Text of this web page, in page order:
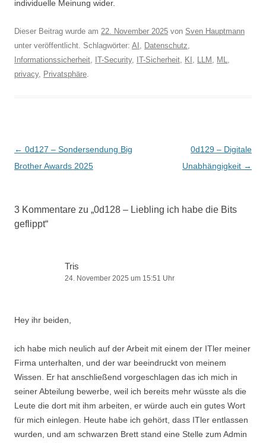
individuelle Meinung wider.
Dieser Beitrag wurde am 22. November 2025 von Sven Hauptmann
unter veröffentlicht. Schlagwörter: AI , Datenschutz,
Informationssicherheit, IT-Security, IT-Sicherheit, KI , LLM , ML,
privacy, Privatsphäre.
Beitragsnavigation
← 0d127 – Sondersendung Big
Brother Awards 2025
0d129 – Digitale
Unabhängigkeit →
3 Kommentare zu „0d128 – Liebling ich habe die Bits
geflippt“
Tris
24. November 2025 um 15:51 Uhr
Hey ihr beiden,
ich habe mich neulich auf der Arbeit mit einem der ITler meiner
Firma unterhalten, und der war beeindruckt von meinem
Wissen. Er hat anschließend vorgeschlagen das ich mich in
seiner Abteilung bewerbe, weil ich bereits mehr wüsste als die
Leute die dort mit ihm arbeiten, er würde auch ein gutes Wort
für mich einlegen. Heute habe ich gehört, dass ITler entlassen
wurden, und am schwarzen Brett stand eine Stelle zum Admin